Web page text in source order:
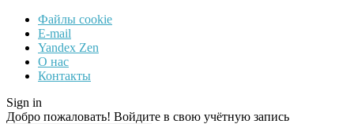
Файлы cookie
E-mail
Yandex Zen
О нас
Контакты
Sign in
Добро пожаловать! Войдите в свою учётную запись